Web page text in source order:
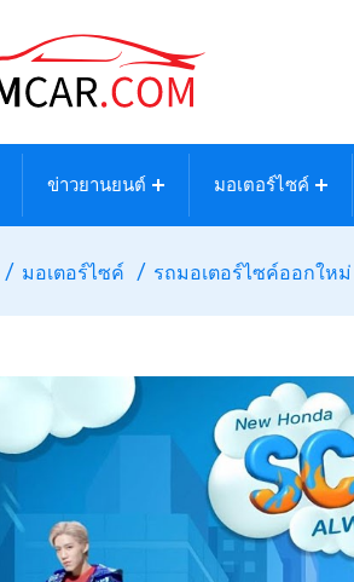
ข่าวยานยนต์ มอเตอร์ไซค์
มอเตอร์ไซค์ รถมอเตอร์ไซค์ออกใหม่